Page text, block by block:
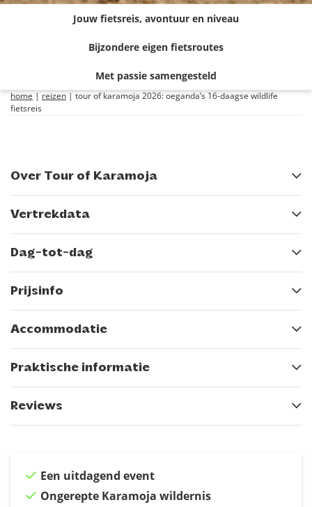
Jouw fietsreis, avontuur en niveau
Bijzondere eigen fietsroutes
Met passie samengesteld
home | reizen | tour of karamoja 2026: oeganda’s 16-daagse wildlife
fietsreis
Over Tour of Karamoja
Vertrekdata
Dag-tot-dag
Prijsinfo
Accommodatie
Praktische informatie
Reviews
Een uitdagend event
Ongerepte Karamoja wildernis